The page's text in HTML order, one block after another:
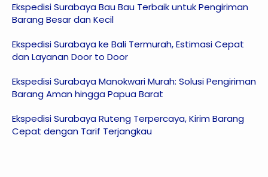
Ekspedisi Surabaya Bau Bau Terbaik untuk Pengiriman
Barang Besar dan Kecil
Ekspedisi Surabaya ke Bali Termurah, Estimasi Cepat
dan Layanan Door to Door
Ekspedisi Surabaya Manokwari Murah: Solusi Pengiriman
Barang Aman hingga Papua Barat
Ekspedisi Surabaya Ruteng Terpercaya, Kirim Barang
Cepat dengan Tarif Terjangkau